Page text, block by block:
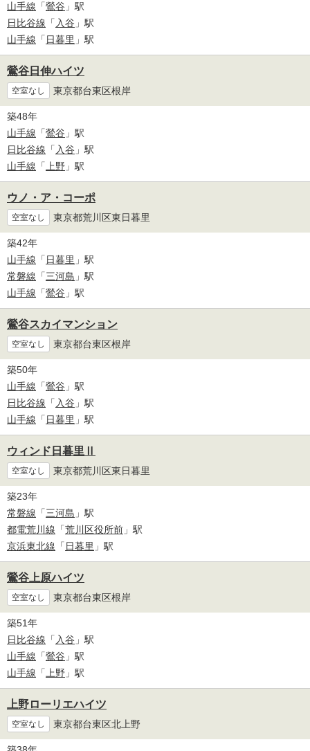
山手線 「鶯谷 」駅
日比谷線 「 入谷 」駅
山手線 「 日暮里 」駅
鶯谷日伸ハイツ
空室なし 東京都台東区根岸
築48年
山手線 「鶯谷 」駅
日比谷線 「 入谷 」駅
山手線 「 上野 」駅
ウノ・ア・コーポ
空室なし 東京都荒川区東日暮里
築42年
山手線 「 日暮里 」駅
常磐線 「三河島 」駅
山手線 「鶯谷 」駅
鶯谷スカイマンション
空室なし 東京都台東区根岸
築50年
山手線 「鶯谷 」駅
日比谷線 「 入谷 」駅
山手線 「 日暮里 」駅
ウィンド日暮里Ⅱ
空室なし 東京都荒川区東日暮里
築23年
常磐線 「三河島 」駅
都電荒川線 「荒川区役所前 」駅
京浜東北線 「 日暮里 」駅
鶯谷上原ハイツ
空室なし 東京都台東区根岸
築51年
日比谷線 「 入谷 」駅
山手線 「鶯谷 」駅
山手線 「 上野 」駅
上野ローリエハイツ
空室なし 東京都台東区北上野